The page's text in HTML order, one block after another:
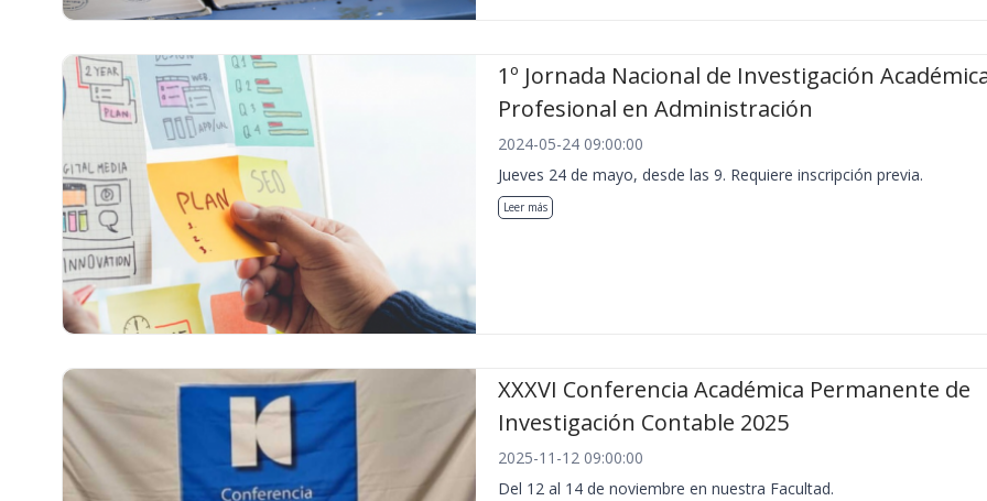
1º Jornada Nacional de Investigación
Profesional en Administración
2024-05-24 09:00:00
Jueves 24 de mayo, desde las 9. Requiere inscripción previa.
Leer más
XXXVI Conferencia Académica Permanente de
Investigación Contable 2025
2025-11-12 09:00:00
Del 12 al 14 de noviembre en nuestra Facultad.